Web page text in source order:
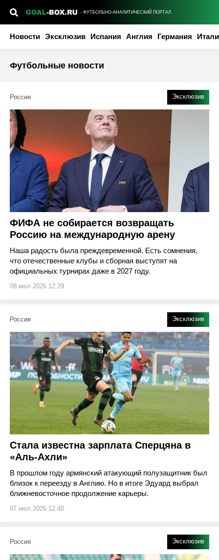
- ФУТБОЛЬНО-АНАЛИТИЧЕСКИЙ ПОРТАЛ
Новости Эксклюзив Испания Англия Германия
Футбольные новости
Россия Эксклюзив
ФИФА не собирается возвращать
Россию на международную арену
Наша радость была преждевременной. Есть сомнения,
что отечественные клубы и сборная выступят на
официальных турнирах даже в 2027 году.
08 июл 2026 12:29
Россия Эксклюзив
Стала известна зарплата Сперцяна в
«Аль-Ахли»
В прошлом году армянский атакующий полузащитник был
близок к переезду в Англию. Но в итоге Эдуард выбрал
ближневосточное продолжение карьеры.
07 июл 2026 12:40
Россия Эксклюзив